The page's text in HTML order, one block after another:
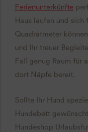
Ferienunterkünfte
Haus laufen und sich
Quadratmeter
und Ihr treuer
Fall genug Raum für
dort Näpfe bereit.
Sollte Ihr Hund
Hundebett
Hundeshop